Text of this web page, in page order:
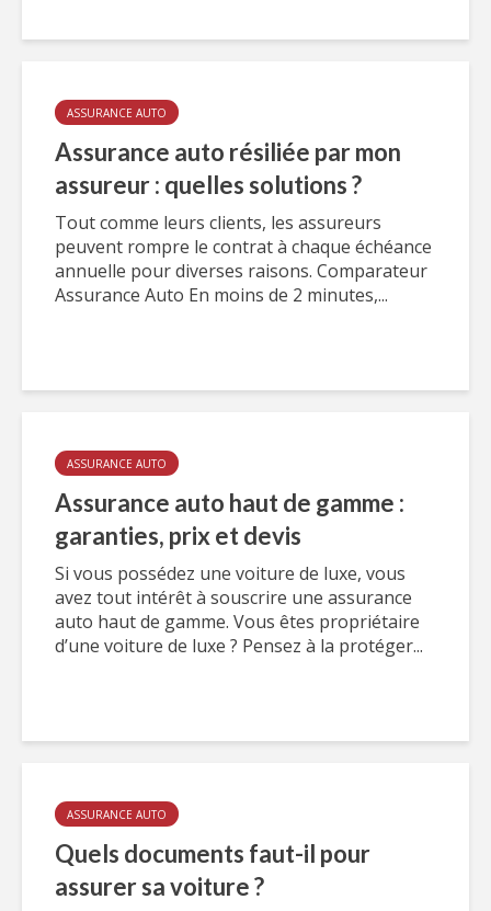
ASSURANCE AUTO
Assurance auto résiliée par mon
assureur : quelles solutions ?
Tout comme leurs clients, les assureurs
peuvent rompre le contrat à chaque échéance
annuelle pour diverses raisons. Comparateur
Assurance Auto En moins de 2 minutes,...
ASSURANCE AUTO
Assurance auto haut de gamme :
garanties, prix et devis
Si vous possédez une voiture de luxe, vous
avez tout intérêt à souscrire une assurance
auto haut de gamme. Vous êtes propriétaire
d’une voiture de luxe ? Pensez à la protéger...
ASSURANCE AUTO
Quels documents faut-il pour
assurer sa voiture ?